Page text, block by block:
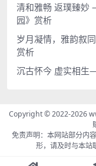
清和雅畅 返璞臻妙
园》赏析
岁月凝情，雅韵叙
赏析
沉古怀今 虚实相
Copyright © 2022-2026
免责声明：本网站部分内
形，请及时与本站